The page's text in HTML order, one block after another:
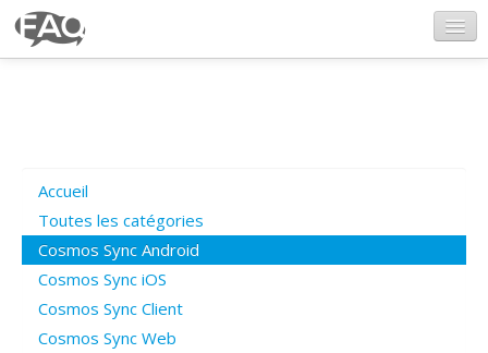
Poser une question
Questions ouvertes
Accueil
Toutes les catégories
Cosmos Sync Android
Cosmos Sync iOS
Cosmos Sync Client
Cosmos Sync Web